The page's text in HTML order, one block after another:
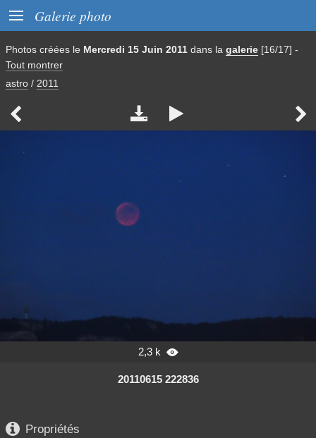
 Galerie photo
Photos créées le Mercredi 15 Juin 2011 dans la galerie [16/17] -
Tout montrer
astro / 2011
   
2,3 k 
20110615 222836
 Propriétés